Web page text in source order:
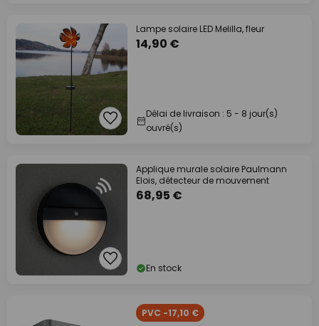
Lampe solaire LED Melilla, fleur
14,90 €
Délai de livraison : 5 - 8 jour(s)
ouvré(s)
Applique murale solaire Paulmann
Elois, détecteur de mouvement
68,95 €
En stock
PVC -17,10 €